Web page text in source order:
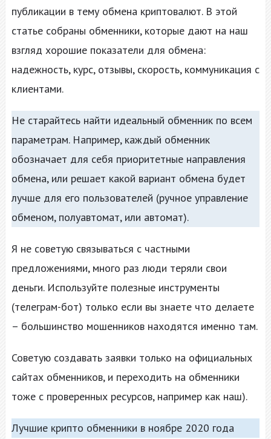
публикации в тему обмена криптовалют. В этой
статье собраны обменники, которые дают на наш
взгляд хорошие показатели для обмена:
надежность, курс, отзывы, скорость, коммуникация с
клиентами.
Не старайтесь найти идеальный обменник по всем
параметрам. Например, каждый обменник
обозначает для себя приоритетные направления
обмена, или решает какой вариант обмена будет
лучше для его пользователей (ручное управление
обменом, полуавтомат, или автомат).
Я не советую связываться с частными
предложениями, много раз люди теряли свои
деньги. Используйте полезные инструменты
(телеграм-бот) только если вы знаете что делаете
– большинство мошенников находятся именно там.
Советую создавать заявки только на официальных
сайтах обменников, и переходить на обменники
тоже с проверенных ресурсов, например как наш).
Лучшие крипто обменники в ноябре 2020 года